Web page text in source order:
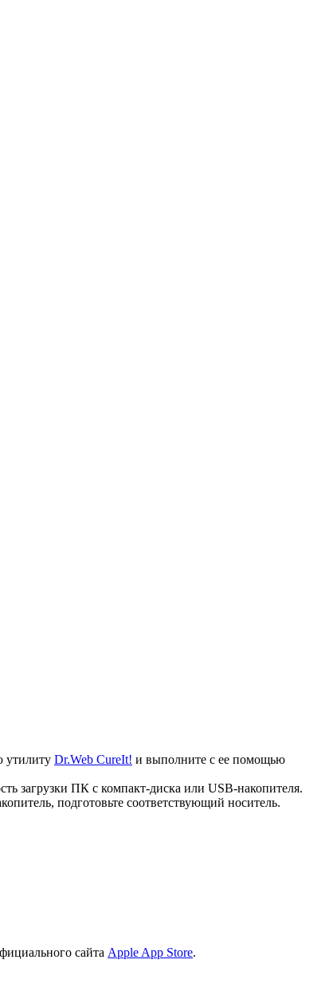
утилиту Dr.Web CureIt! и выполните с ее помощью
загрузки ПК с компакт-диска или USB-накопителя.
подготовьте соответствующий носитель.
сайта Apple App Store.